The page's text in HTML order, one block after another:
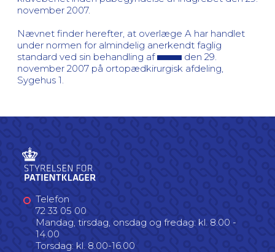
november 2007.
Nævnet finder herefter, at overlæge A har handlet
under normen for almindelig anerkendt faglig
standard ved sin behandling af
den 29.
november 2007 på ortopædkirurgisk afdeling,
Sygehus 1.
Telefon
72 33 05 00
Mandag, tirsdag, onsdag og fredag: kl. 8.00 -
14.00
Torsdag: kl. 8.00-16.00